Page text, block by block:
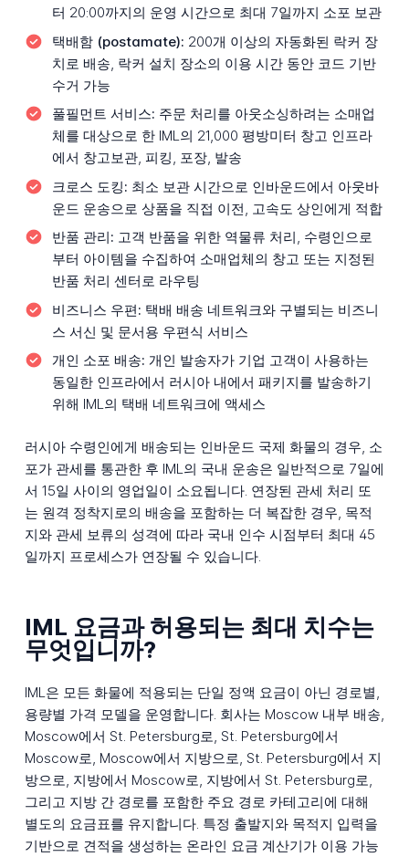
터 20:00까지의 운영 시간으로 최대 7일까지 소포 보관
택배함 (postamate): 200개 이상의 자동화된 락커 장
치로 배송, 락커 설치 장소의 이용 시간 동안 코드 기반
수거 가능
풀필먼트 서비스: 주문 처리를 아웃소싱하려는 소매업
체를 대상으로 한 IML의 21,000 평방미터 창고 인프라
에서 창고보관, 피킹, 포장, 발송
크로스 도킹: 최소 보관 시간으로 인바운드에서 아웃바
운드 운송으로 상품을 직접 이전, 고속도 상인에게 적합
반품 관리: 고객 반품을 위한 역물류 처리, 수령인으로
부터 아이템을 수집하여 소매업체의 창고 또는 지정된
반품 처리 센터로 라우팅
비즈니스 우편: 택배 배송 네트워크와 구별되는 비즈니
스 서신 및 문서용 우편식 서비스
개인 소포 배송: 개인 발송자가 기업 고객이 사용하는
동일한 인프라에서 러시아 내에서 패키지를 발송하기
위해 IML의 택배 네트워크에 액세스
러시아 수령인에게 배송되는 인바운드 국제 화물의 경우, 소
포가 관세를 통관한 후 IML의 국내 운송은 일반적으로 7일에
서 15일 사이의 영업일이 소요됩니다. 연장된 관세 처리 또
는 원격 정착지로의 배송을 포함하는 더 복잡한 경우, 목적
지와 관세 보류의 성격에 따라 국내 인수 시점부터 최대 45
일까지 프로세스가 연장될 수 있습니다.
IML 요금과 허용되는 최대 치수는
무엇입니까?
IML은 모든 화물에 적용되는 단일 정액 요금이 아닌 경로별,
용량별 가격 모델을 운영합니다. 회사는 Moscow 내부 배송,
Moscow에서 St. Petersburg로, St. Petersburg에서
Moscow로, Moscow에서 지방으로, St. Petersburg에서 지
방으로, 지방에서 Moscow로, 지방에서 St. Petersburg로,
그리고 지방 간 경로를 포함한 주요 경로 카테고리에 대해
별도의 요금표를 유지합니다. 특정 출발지와 목적지 입력을
기반으로 견적을 생성하는 온라인 요금 계산기가 이용 가능